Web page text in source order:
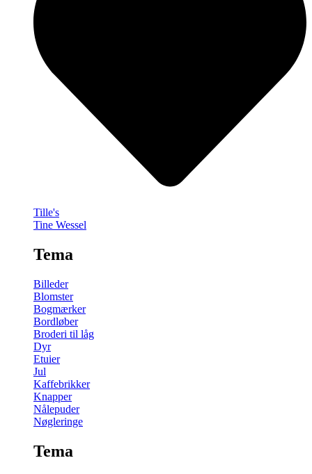
Tille's
Tine Wessel
Tema
Billeder
Blomster
Bogmærker
Bordløber
Broderi til låg
Dyr
Etuier
Jul
Kaffebrikker
Knapper
Nålepuder
Nøgleringe
Tema